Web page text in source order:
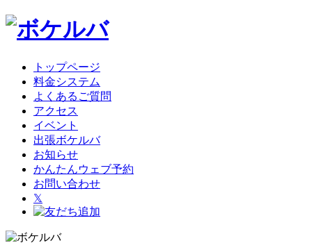
トップページ
料金システム
よくあるご質問
アクセス
イベント
出張ボケルバ
お知らせ
かんたんウェブ予約
お問い合わせ
𝕏